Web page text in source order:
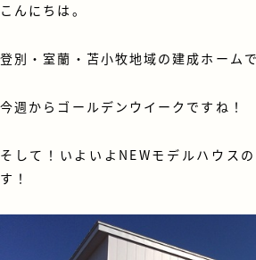
こんにちは。
登別・室蘭・苫小牧地域の建成ホームで
今週からゴールデンウイークですね！
そして！いよいよNEWモデルハウス
す！